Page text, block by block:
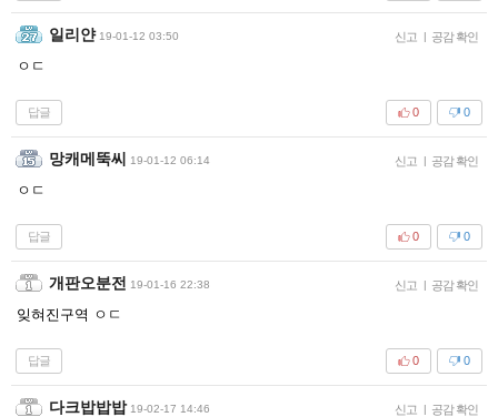
일리얀 19-01-12 03:50 신고 | 공감 확인
ㅇㄷ
답글 0
0
망캐메뚝씨 19-01-12 06:14 신고 | 공감 확인
ㅇㄷ
답글 0
0
개판오분전 19-01-16 22:38 신고 | 공감 확인
잊혀진구역 ㅇㄷ
답글 0
0
다크밥밥밥 19-02-17 14:46 신고 | 공감 확인